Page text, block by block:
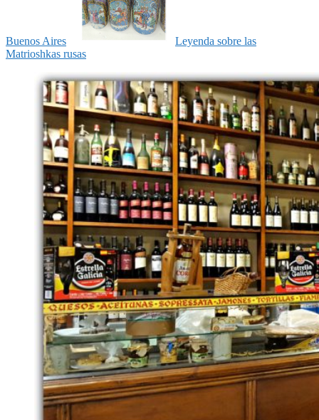
Buenos Aires
Leyenda sobre las
Matrioshkas rusas